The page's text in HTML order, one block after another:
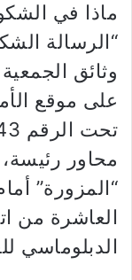
ماذا في
“الرسالة
وثائق
على موقع
محاور رئيسة،
“المزورة”
العاشرة من
الدبلوماسي